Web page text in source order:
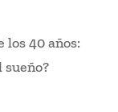
los 40 años: